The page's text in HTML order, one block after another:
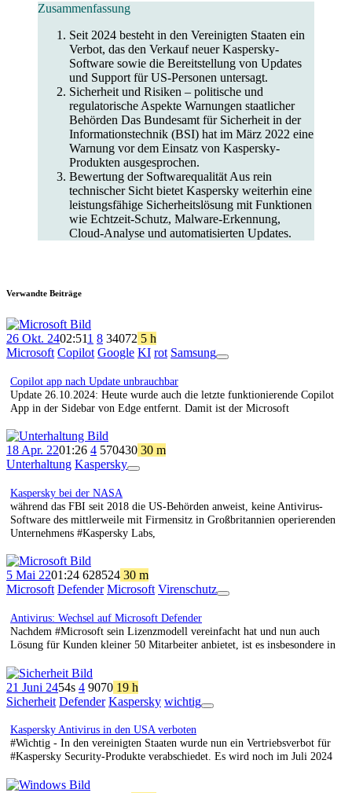
Zusammenfassung
Seit 2024 besteht in den Vereinigten Staaten ein
Verbot, das den Verkauf neuer Kaspersky-
Software sowie die Bereitstellung von Updates
und Support für US-Personen untersagt.
Sicherheit und Risiken – politische und
regulatorische Aspekte Warnungen staatlicher
Behörden Das Bundesamt für Sicherheit in der
Informationstechnik (BSI) hat im März 2022 eine
Warnung vor dem Einsatz von Kaspersky-
Produkten ausgesprochen.
Bewertung der Softwarequalität Aus rein
technischer Sicht bietet Kaspersky weiterhin eine
leistungsfähige Sicherheitslösung mit Funktionen
wie Echtzeit-Schutz, Malware-Erkennung,
Cloud-Analyse und automatisierten Updates.
Verwandte Beiträge
26 Okt. 2402:511 8 34072 5 h
Microsoft Copilot Google KI rot Samsung
App
Copilot app nach Update unbrauchbar
Update 26.10.2024: Heute wurde auch die letzte funktionierende Copilot
App in der Sidebar von Edge entfernt. Damit ist der Microsoft
18 Apr. 2201:26 4 570430 30 m
Unterhaltung Kaspersky
App
Kaspersky bei der NASA
während das FBI seit 2018 die US-Behörden anweist, keine Antivirus-
Software des mittlerweile mit Firmensitz in Großbritannien operierenden
Unternehmens #Kaspersky Labs,
5 Mai 2201:24 628524 30 m
Microsoft Defender Microsoft Virenschutz
App
Antivirus: Wechsel auf Microsoft Defender
Nachdem #Microsoft sein Lizenzmodell vereinfacht hat und nun auch
Lösung für Kunden kleiner 50 Mitarbeiter anbietet, ist es insbesondere in
21 Juni 2454s 4 9070 19 h
Sicherheit Defender Kaspersky wichtig
App
Kaspersky Antivirus in den USA verboten
#Wichtig - In den vereinigten Staaten wurde nun ein Vertriebsverbot für
#Kaspersky Security-Produkte verabschiedet. Es wird noch im Juli 2024